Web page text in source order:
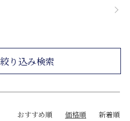
絞り込み検索
おすすめ順 価格順 新着順